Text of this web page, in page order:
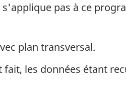
pas à ce
plan transversal.
les données étant